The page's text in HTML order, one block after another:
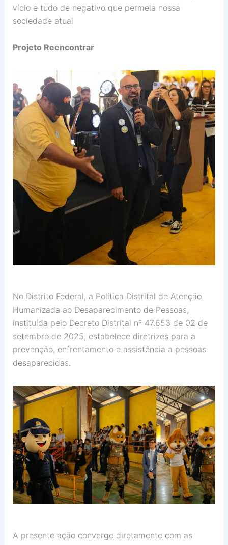
vício e tudo de negativo que permeia nossa
sociedade atual
Projeto Reencontrar
No Distrito Federal, a Política Distrital de Atenção
Humanizada ao Desaparecimento de Pessoas,
instituída pelo Decreto Distrital nº 47.653 de 02 de
setembro de 2025, estabelece diretrizes para a
prevenção, enfrentamento e assistência a pessoas
desaparecidas.
A presente ação converge diretamente com as